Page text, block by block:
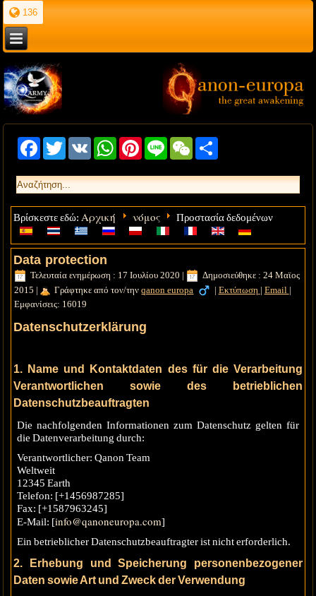
136
FacebookTwitterVK WhatsAppPinterest
Line WeChat
Βρίσκεστε εδώ: Αρχική νόμος Προστασία δεδομένων
Data protection
Τελευταία ενημέρωση : 17 Ιουλίου 2020 |
Δημοσιεύθηκε : 24 Μαϊος
2015 | Γράφτηκε από τον/τηνqanon europa | Εκτύπωση | Email |
Εμφανίσεις: 16019
Datenschutzerklärung
1. Name und Kontaktdaten des für die Verarbeitung
Verantwortlichen sowie des betrieblichen
Datenschutzbeauftragten
Die nachfolgenden Informationen zum Datenschutz gelten für
die Datenverarbeitung durch:
Verantwortlicher: Qanon Team
Weltweit
12345 Earth
Telefon: [+1456987285]
Fax: [+1587963245]
E-Mail: [info@qanoneuropa.com]
Ein betrieblicher Datenschutzbeauftragter ist nicht erforderlich.
2. Erhebung und Speicherung personenbezogener
Daten sowie Art und Zweck der Verwendung